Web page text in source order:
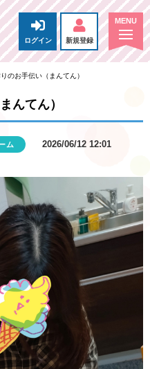
ログイン 新規登録
のお手伝い（まんてん）
んてん）
ム 2026/06/12 12:01